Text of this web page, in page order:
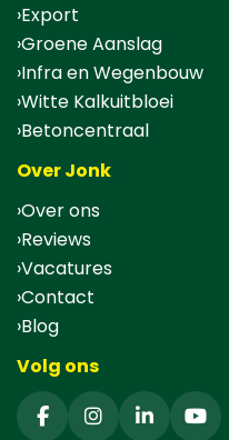
Export
Groene Aanslag
Infra en Wegenbouw
Witte Kalkuitbloei
Betoncentraal
Over Jonk
Over ons
Reviews
Vacatures
Contact
Blog
Volg ons